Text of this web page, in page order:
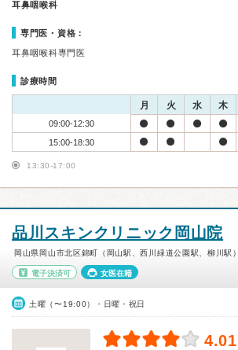
耳鼻咽喉科
専門医・資格：
耳鼻咽喉科専門医
診療時間
月 火 水 木
09:00-12:30
15:00-18:30
13:30-17:00
品川スキンクリニック岡山院
岡山県岡山市北区錦町（岡山駅、西川緑道公園駅、柳川駅）
電子決済可 女医在籍
土曜（〜19:00）・日曜・祝日
4.01